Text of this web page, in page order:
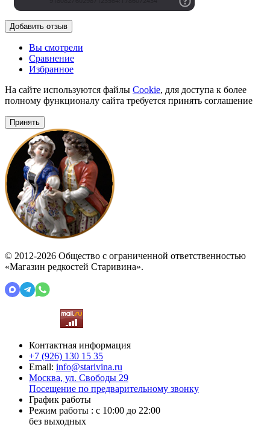
Добавить отзыв
Вы смотрели
Сравнение
Избранное
На сайте используются файлы Cookie, для доступа к более
полному функционалу сайта требуется принять соглашение
Принять
© 2012-2026 Общество с ограниченной ответственностью
«Магазин редкостей Старивина».
Контактная информация
+7 (926) 130 15 35
Email: info@starivina.ru
Москва, ул. Свободы 29
Посещение по предварительному звонку
График работы
Режим работы : с 10:00 до 22:00
без выходных